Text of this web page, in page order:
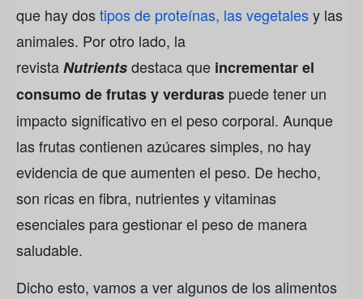
que hay dostipos de proteínas, las vegetalesy las
animales. Por otro lado, la
revistaNutrientsdestaca que incrementar el
consumo de frutas y verduras puede tener un
impacto significativo en el peso corporal. Aunque
las frutas contienen azúcares simples, no hay
evidencia de que aumenten el peso. De hecho,
son ricas en fibra, nutrientes y vitaminas
esenciales para gestionar el peso de manera
saludable.
Dicho esto, vamos a ver algunos de los alimentos